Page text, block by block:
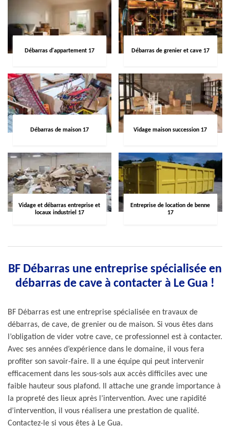
Débarras d'appartement 17 Débarras de grenier et cave 17
Débarras de maison 17 Vidage maison succession 17
Vidage et débarras entreprise et
locaux industriel 17
Entreprise de location de benne
17
BF Débarras une entreprise spécialisée en
débarras de cave à contacter à Le Gua !
BF Débarras est une entreprise spécialisée en travaux de
débarras, de cave, de grenier ou de maison. Si vous êtes dans
l’obligation de vider votre cave, ce professionnel est à contacter.
Avec ses années d’expérience dans le domaine, il vous fera
profiter son savoir-faire. Il a une équipe qui peut intervenir
efficacement dans les sous-sols aux accès difficiles avec une
faible hauteur sous plafond. Il attache une grande importance à
la propreté des lieux après l’intervention. Avec une rapidité
d’intervention, il vous réalisera une prestation de qualité.
Contactez-le si vous êtes à Le Gua.